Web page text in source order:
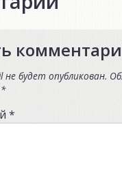
будет опубликован.
*
*